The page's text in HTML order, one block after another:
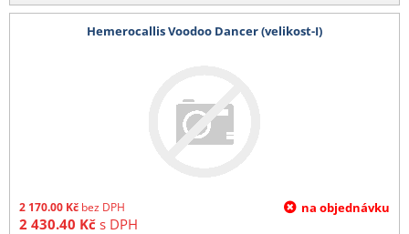
Hemerocallis Voodoo Dancer (velikost-I)
2 170.00 Kč bez DPH
2 430.40 Kč s DPH
na objednávku